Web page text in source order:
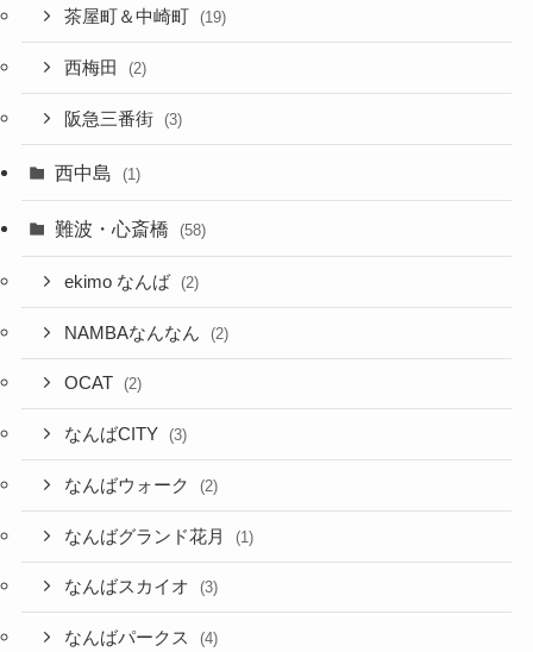
茶屋町＆中崎町 (19)
西梅田 (2)
阪急三番街 (3)
西中島 (1)
難波・心斎橋 (58)
ekimo なんば (2)
NAMBAなんなん (2)
OCAT (2)
なんばCITY (3)
なんばウォーク (2)
なんばグランド花月 (1)
なんばスカイオ (3)
なんばパークス (4)